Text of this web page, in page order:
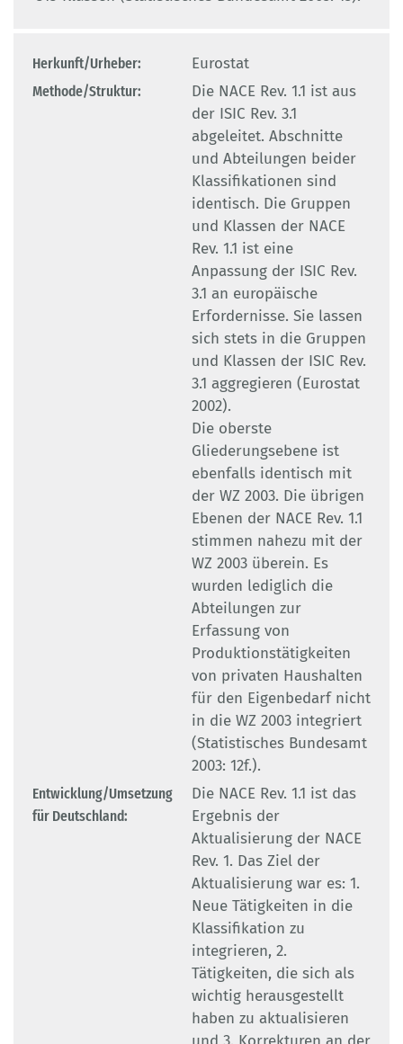
Herkunft/Urheber:
Eurostat
Methode/Struktur:
Die NACE Rev. 1.1 ist aus
der ISIC Rev. 3.1
abgeleitet. Abschnitte
und Abteilungen beider
Klassifikationen sind
identisch. Die Gruppen
und Klassen der NACE
Rev. 1.1 ist eine
Anpassung der ISIC Rev.
3.1 an europäische
Erfordernisse. Sie lassen
sich stets in die Gruppen
und Klassen der ISIC Rev.
3.1 aggregieren (Eurostat
2002).
Die oberste
Gliederungsebene ist
ebenfalls identisch mit
der WZ 2003. Die übrigen
Ebenen der NACE Rev. 1.1
stimmen nahezu mit der
WZ 2003 überein. Es
wurden lediglich die
Abteilungen zur
Erfassung von
Produktionstätigkeiten
von privaten Haushalten
für den Eigenbedarf nicht
in die WZ 2003 integriert
(Statistisches Bundesamt
2003: 12f.).
Entwicklung/Umsetzung
für Deutschland:
Die NACE Rev. 1.1 ist das
Ergebnis der
Aktualisierung der NACE
Rev. 1. Das Ziel der
Aktualisierung war es: 1.
Neue Tätigkeiten in die
Klassifikation zu
integrieren, 2.
Tätigkeiten, die sich als
wichtig herausgestellt
haben zu aktualisieren